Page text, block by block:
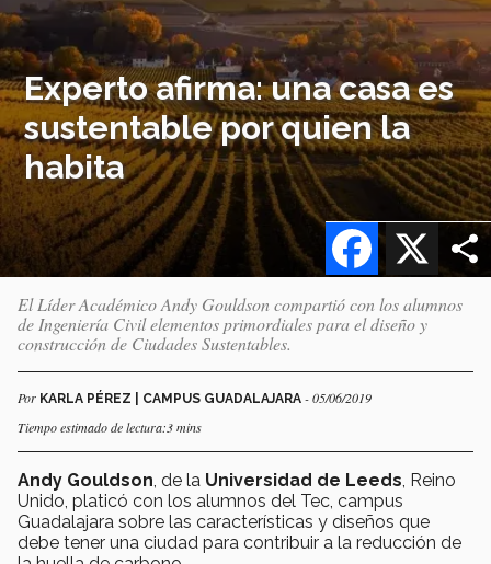
Experto afirma: una casa es
sustentable por quien la
habita
X
Facebook
El Líder Académico Andy Gouldson compartió con los alumnos
de Ingeniería Civil elementos primordiales para el diseño y
construcción de Ciudades Sustentables.
Por KARLA PÉREZ | CAMPUS GUADALAJARA - 05/06/2019
Tiempo estimado de lectura:3 mins
Andy Gouldson , de la Universidad de Leeds , Reino
Unido, platicó con los alumnos del Tec, campus
Guadalajara sobre las características y diseños que
debe tener una ciudad para contribuir a la reducción de